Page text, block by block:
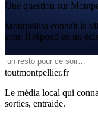
Une question sur
Montpellito connaît la
actu. Il répond en un
toutmontpellier.fr
Le média local qui
sorties, entraide.